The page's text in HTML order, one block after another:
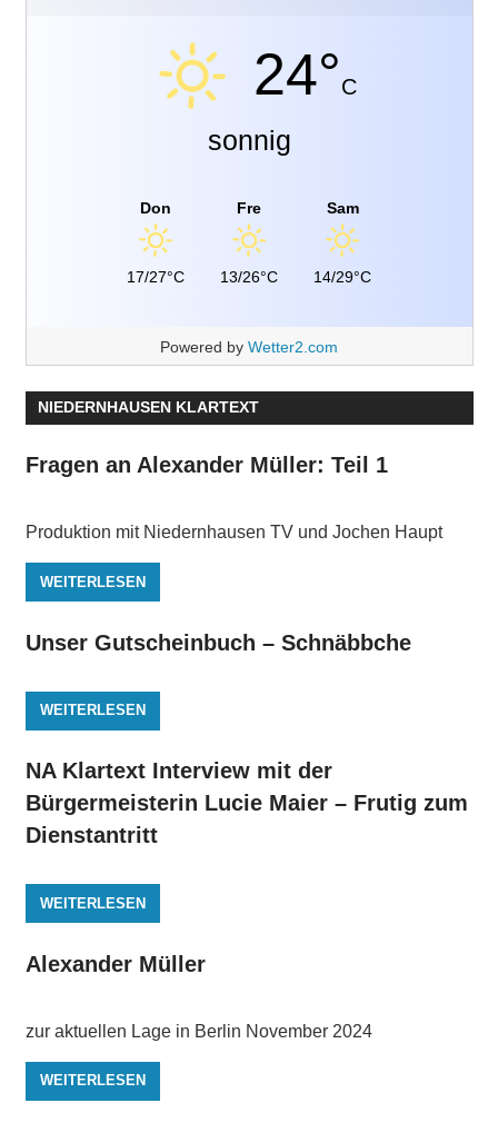
24°C
sonnig
Don
17/27°C
Fre
13/26°C
Sam
14/29°C
Powered by Wetter2.com
NIEDERNHAUSEN KLARTEXT
Fragen an Alexander Müller: Teil 1
Produktion mit Niedernhausen TV und Jochen Haupt
WEITERLESEN
Unser Gutscheinbuch – Schnäbbche
WEITERLESEN
NA Klartext Interview mit der
Bürgermeisterin Lucie Maier – Frutig zum
Dienstantritt
WEITERLESEN
Alexander Müller
zur aktuellen Lage in Berlin November 2024
WEITERLESEN